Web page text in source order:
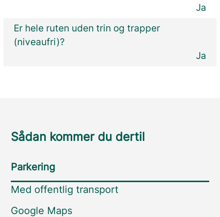
Ja
Er hele ruten uden trin og trapper
(niveaufri)?
Ja
Sådan kommer du dertil
Parkering
Med offentlig transport
Google Maps